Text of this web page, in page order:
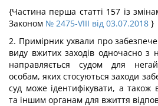
{Частина перша статті 157 із
Законом № 2475-VIII від 03.07.2018 }
2. Примірник ухвали про
виду вжитих заходів одночасно з
направляється судом для
особам, яких стосуються заходи
суд може ідентифікувати, а також
та іншим органам для вжиття